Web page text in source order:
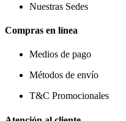
Nuestras Sedes
Compras en línea
Medios de pago
Métodos de envío
T&C Promocionales